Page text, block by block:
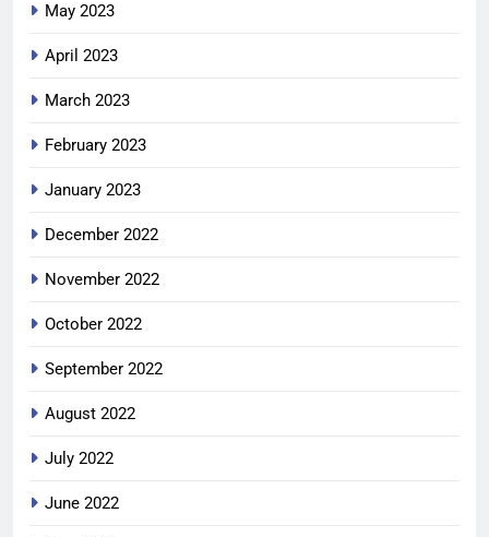
May 2023
April 2023
March 2023
February 2023
January 2023
December 2022
November 2022
October 2022
September 2022
August 2022
July 2022
June 2022